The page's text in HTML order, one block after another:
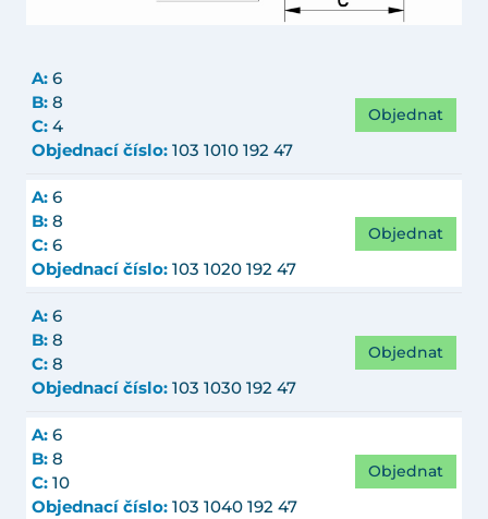
A: 6
B: 8
C: 4
Objednací číslo: 103 1010 192 47
Objednat
A: 6
B: 8
C: 6
Objednací číslo: 103 1020 192 47
Objednat
A: 6
B: 8
C: 8
Objednací číslo: 103 1030 192 47
Objednat
A: 6
B: 8
C: 10
Objednací číslo: 103 1040 192 47
Objednat